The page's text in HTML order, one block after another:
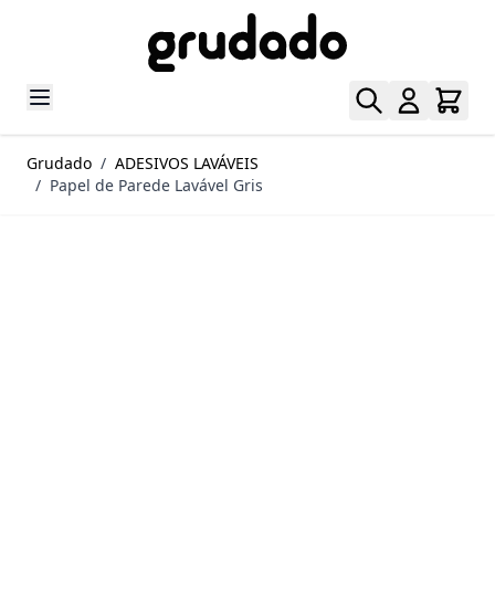
Grudado / ADESIVOS LAVÁVEIS
/ Papel de Parede Lavável Gris